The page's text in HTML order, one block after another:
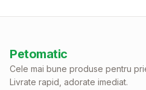
Petomatic
Cele mai bune produse pentru
Livrate rapid, adorate imediat.